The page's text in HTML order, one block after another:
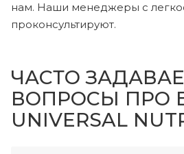
нам. Наши менеджеры с
проконсультируют.
ЧАСТО
ВОПРОСЫ ПРО
UNIVERSAL